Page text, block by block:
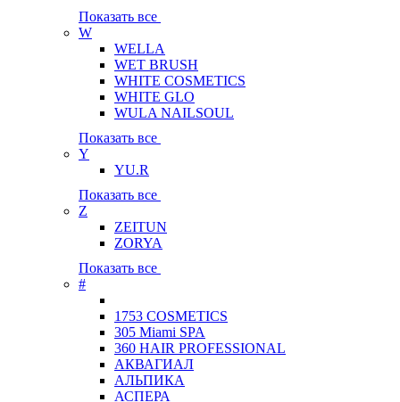
Показать все
W
WELLA
WET BRUSH
WHITE COSMETICS
WHITE GLO
WULA NAILSOUL
Показать все
Y
YU.R
Показать все
Z
ZEITUN
ZORYA
Показать все
#
1753 COSMETICS
305 Miami SPA
360 HAIR PROFESSIONAL
АКВАГИАЛ
АЛЬПИКА
АСПЕРА